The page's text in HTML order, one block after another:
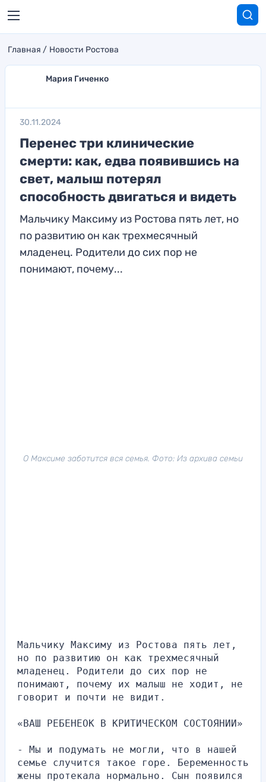
Главная Новости Ростова
Мария Гиченко
30.11.2024
Перенес три клинические
смерти: как, едва появившись на
свет, малыш потерял
способность двигаться и видеть
Мальчику Максиму из Ростова пять лет, но
по развитию он как трехмесячный
младенец. Родители до сих пор не
понимают, почему...
О Максиме заботится вся семья. Фото: Из архива семьи
Мальчику Максиму из Ростова пять лет,
но по развитию он как трехмесячный
младенец. Родители до сих пор не
понимают, почему их малыш не ходит, не
говорит и почти не видит.
«ВАШ РЕБЕНЕОК В КРИТИЧЕСКОМ СОСТОЯНИИ»
- Мы и подумать не могли, что в нашей
семье случится такое горе. Беременность
жены протекала нормально. Сын появился